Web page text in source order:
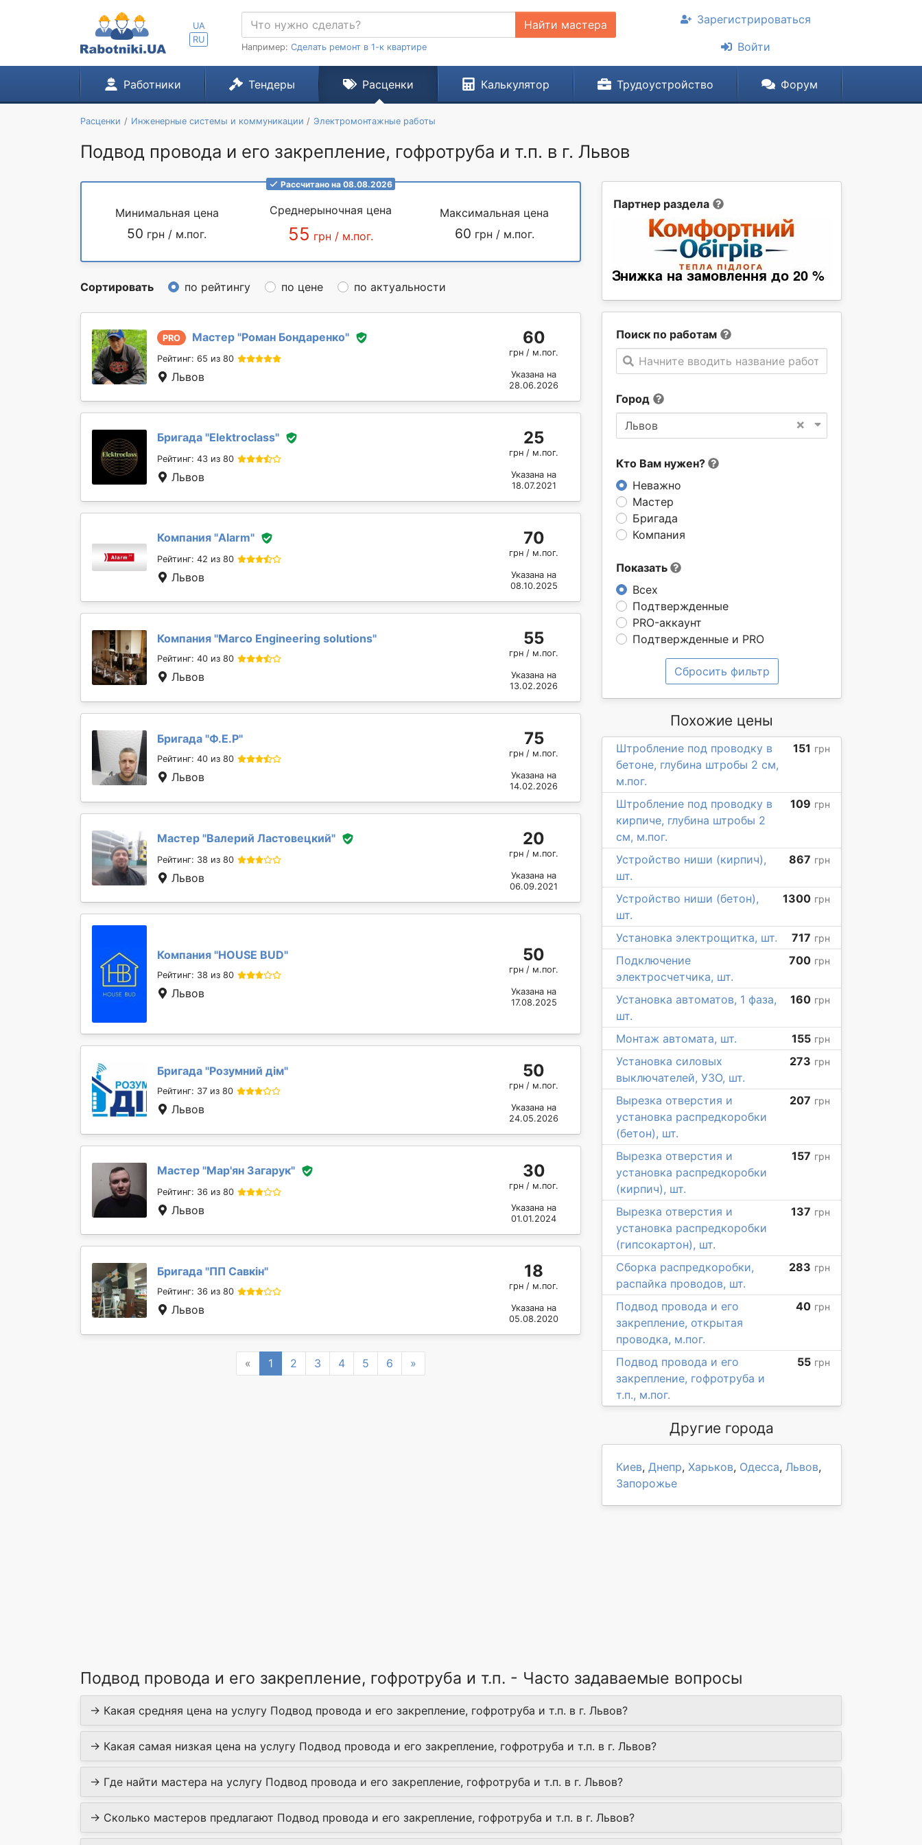
UA
RU
Найти мастера
Например: Сделать ремонт в 1-к квартире
Зарегистрироваться
Войти
Работники Тендеры Расценки Калькулятор Трудоустройство Форум
Расценки Инженерные системы и коммуникации Электромонтажные работы
Подвод провода и его закрепление, гофротруба и т.п. в г. Львов
Партнер раздела
Поиск по работам
Начните вводить название работы
Город
×
Львов
Кто Вам нужен?
Неважно
Мастер
Бригада
Компания
Показать
Всех
Подтвержденные
PRO-аккаунт
Подтвержденные и PRO
Сбросить фильтр
Рассчитано на 08.08.2026
Минимальная цена
50 грн / м.пог.
Среднерыночная цена
55 грн / м.пог.
Максимальная цена
60 грн / м.пог.
Сортировать по рейтингу по цене по актуальности
PRO Мастер "Роман Бондаренко"
Рейтинг: 65 из 80
Львов
60
грн / м.пог.
Указана на
28.06.2026
Бригада "Elektroclass"
Рейтинг: 43 из 80
Львов
25
грн / м.пог.
Указана на
18.07.2021
Компания "Alarm"
Рейтинг: 42 из 80
Львов
70
грн / м.пог.
Указана на
08.10.2025
Компания "Marcо Engineering solutions"
Рейтинг: 40 из 80
Львов
55
грн / м.пог.
Указана на
13.02.2026
Бригада "Ф.Е.Р"
Рейтинг: 40 из 80
Львов
75
грн / м.пог.
Указана на
14.02.2026
Мастер "Валерий Ластовецкий"
Рейтинг: 38 из 80
Львов
20
грн / м.пог.
Указана на
06.09.2021
Компания "HOUSE BUD"
Рейтинг: 38 из 80
Львов
50
грн / м.пог.
Указана на
17.08.2025
Бригада "Розумний дім"
Рейтинг: 37 из 80
Львов
50
грн / м.пог.
Указана на
24.05.2026
Мастер "Мар'ян Загарук"
Рейтинг: 36 из 80
Львов
30
грн / м.пог.
Указана на
01.01.2024
Бригада "ПП Савкін"
Рейтинг: 36 из 80
Львов
18
грн / м.пог.
Указана на
05.08.2020
« Previous
1 2 3 4 5 6 »
Похожие цены
Штробление под проводку в
бетоне, глубина штробы 2 см,
м.пог.
151 грн
Штробление под проводку в
кирпиче, глубина штробы 2
см, м.пог.
109 грн
Устройство ниши (кирпич),
шт.
867 грн
Устройство ниши (бетон),
шт.
1300 грн
Установка электрощитка, шт. 717 грн
Подключение
электросчетчика, шт.
700 грн
Установка автоматов, 1 фаза,
шт.
160 грн
Монтаж автомата, шт. 155 грн
Установка силовых
выключателей, УЗО, шт.
273 грн
Вырезка отверстия и
установка распредкоробки
(бетон), шт.
207 грн
Вырезка отверстия и
установка распредкоробки
(кирпич), шт.
157 грн
Вырезка отверстия и
установка распредкоробки
(гипсокартон), шт.
137 грн
Сборка распредкоробки,
распайка проводов, шт.
283 грн
Подвод провода и его
закрепление, открытая
проводка, м.пог.
40 грн
Подвод провода и его
закрепление, гофротруба и
т.п., м.пог.
55 грн
Другие города
Киев, Днепр, Харьков, Одесса, Львов,
Запорожье
Подвод провода и его закрепление, гофротруба и т.п. - Часто задаваемые вопросы
→ Какая средняя цена на услугу Подвод провода и его закрепление, гофротруба и т.п. в г. Львов?
→ Какая самая низкая цена на услугу Подвод провода и его закрепление, гофротруба и т.п. в г. Львов?
→ Где найти мастера на услугу Подвод провода и его закрепление, гофротруба и т.п. в г. Львов?
→ Сколько мастеров предлагают Подвод провода и его закрепление, гофротруба и т.п. в г. Львов?